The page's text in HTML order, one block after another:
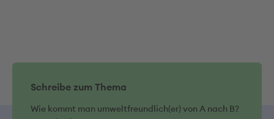
Schreibe zum Thema
Wie kommt man umweltfreundlich(er) von A nach B?